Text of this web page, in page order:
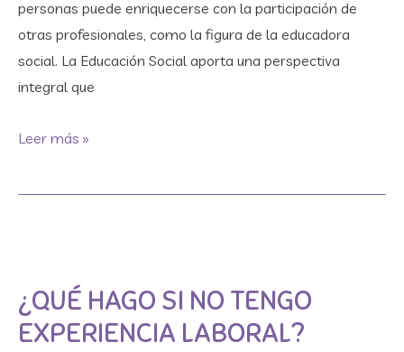
personas puede enriquecerse con la participación de
otras profesionales, como la figura de la educadora
social. La Educación Social aporta una perspectiva
integral que
Leer más »
¿QUÉ HAGO SI NO TENGO
EXPERIENCIA LABORAL?
si
no